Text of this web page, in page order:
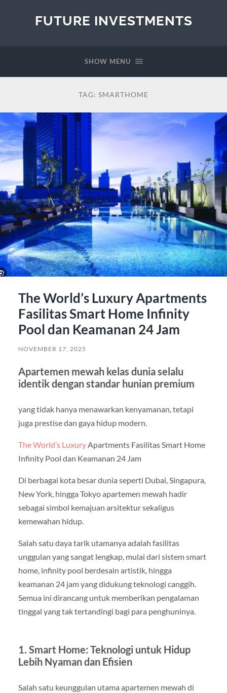
FUTURE INVESTMENTS
SHOW MENU
TAG: SMARTHOME
The World’s Luxury Apartments
Fasilitas Smart Home Infinity
Pool dan Keamanan 24 Jam
NOVEMBER 17, 2025
Apartemen mewah kelas dunia selalu
identik dengan standar hunian premium
yang tidak hanya menawarkan kenyamanan, tetapi
juga prestise dan gaya hidup modern.
The World’s LuxuryApartments Fasilitas Smart Home
Infinity Pool dan Keamanan 24 Jam
Di berbagai kota besar dunia seperti Dubai, Singapura,
New York, hingga Tokyo apartemen mewah hadir
sebagai simbol kemajuan arsitektur sekaligus
kemewahan hidup.
Salah satu daya tarik utamanya adalah fasilitas
unggulan yang sangat lengkap, mulai dari sistem smart
home, infinity pool berdesain artistik, hingga
keamanan 24 jam yang didukung teknologi canggih.
Semua ini dirancang untuk memberikan pengalaman
tinggal yang tak tertandingi bagi para penghuninya.
1. Smart Home: Teknologi untuk Hidup
Lebih Nyaman dan Efisien
Salah satu keunggulan utama apartemen mewah di